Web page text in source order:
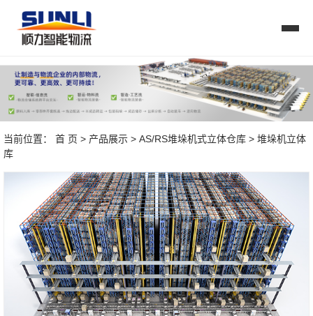
当前位置： 首 页 > 产品展示 > AS/RS堆垛机式立体仓库 > 堆垛机立体
库